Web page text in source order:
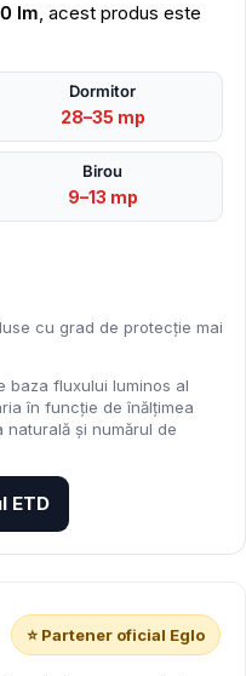
lm, acest produs este
Dormitor
28–35 mp
Birou
9–13 mp
cu grad de protecție mai
baza fluxului luminos al
în funcție de înălțimea
și numărul de
ETD
⭐ Partener oficial Eglo